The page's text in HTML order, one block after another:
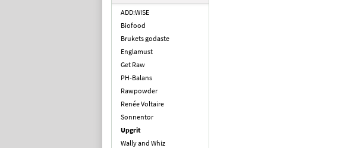
ADD:WISE
Biofood
Brukets godaste
Englamust
Get Raw
PH-Balans
Rawpowder
Renée Voltaire
Sonnentor
Upgrit
Wally and Whiz